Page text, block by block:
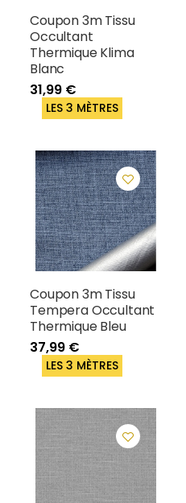
Coupon 3m Tissu
Occultant
Thermique Klima
Blanc
31,99 €
LES 3 MÈTRES
Coupon 3m Tissu
Tempera Occultant
Thermique Bleu
37,99 €
LES 3 MÈTRES